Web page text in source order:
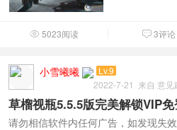
 5023阅读  3评论
小雪曦曦
Lv.9
2022-7-21 来自 意见
草榴视瓶5.5.5版完美解锁VIP
请勿相信软件内任何广告，如发现失